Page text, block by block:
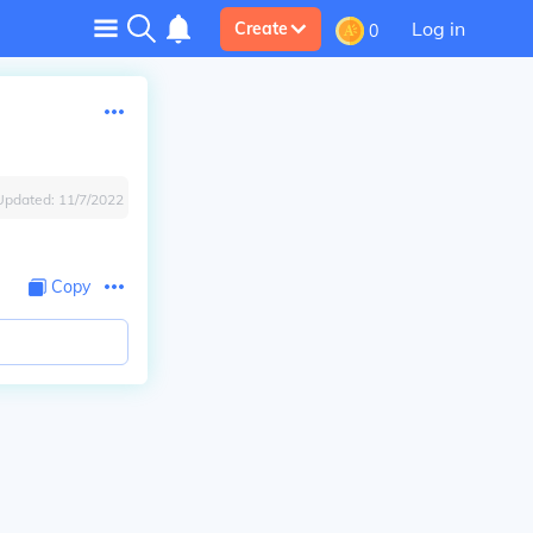
Create 0 Log in
11/7/2022
Copy